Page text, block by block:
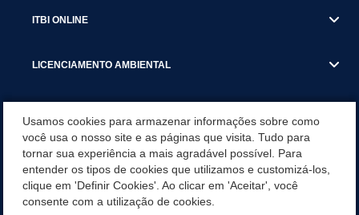
ITBI ONLINE
LICENCIAMENTO AMBIENTAL
SERVIÇOS
SERVIÇOS DO DEPARTAMENTO DE RECEITA MUNICIPAL
Usamos cookies para armazenar informações sobre como
você usa o nosso site e as páginas que visita. Tudo para
tornar sua experiência a mais agradável possível. Para
entender os tipos de cookies que utilizamos e customizá-los,
clique em 'Definir Cookies'. Ao clicar em 'Aceitar', você
consente com a utilização de cookies.